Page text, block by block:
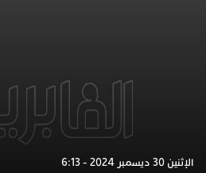
الإثنين 30 ديسمبر 2024 - 6:13